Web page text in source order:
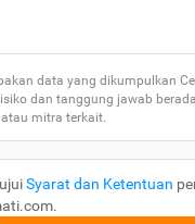
data yang dikumpulkan
dan tanggung jawab
mitra terkait.
Syarat dan Ketentuan